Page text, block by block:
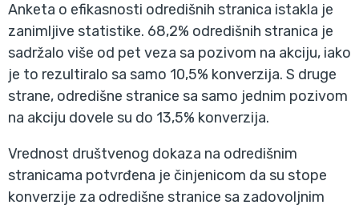
Anketa o efikasnosti odredišnih stranica istakla je
zanimljive statistike. 68,2% odredišnih stranica je
sadržalo više od pet veza sa pozivom na akciju, iako
je to rezultiralo sa samo 10,5% konverzija. S druge
strane, odredišne stranice sa samo jednim pozivom
na akciju dovele su do 13,5% konverzija.
Vrednost društvenog dokaza na odredišnim
stranicama potvrđena je činjenicom da su stope
konverzije za odredišne stranice sa zadovoljnim